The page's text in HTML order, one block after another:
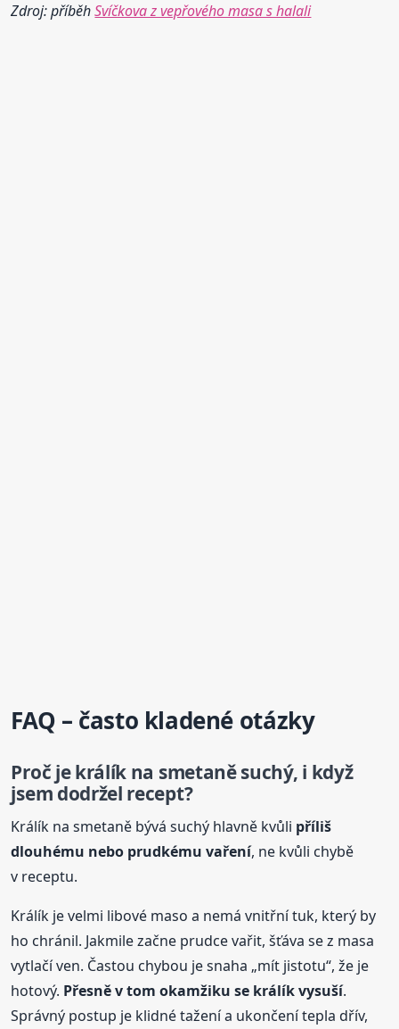
Zdroj: příběhSvíčkova z vepřového masa s halali
FAQ – často kladené otázky
Proč je králík na smetaně suchý, i když
jsem dodržel recept?
Králík na smetaně bývá suchý hlavně kvůli příliš
dlouhému nebo prudkému vaření, ne kvůli chybě
v receptu.
Králík je velmi libové maso a nemá vnitřní tuk, který by
ho chránil. Jakmile začne prudce vařit, šťáva se z masa
vytlačí ven. Častou chybou je snaha „mít jistotu“, že je
hotový. Přesně v tom okamžiku se králík vysuší.
Správný postup je klidné tažení a ukončení tepla dřív,